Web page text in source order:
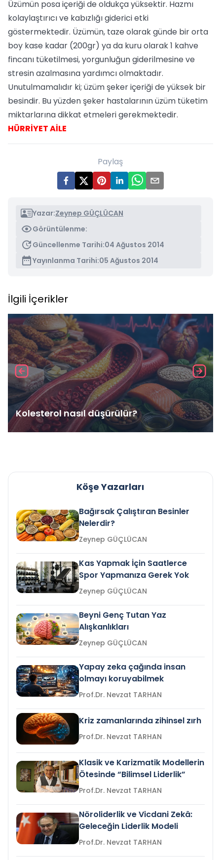
Üzümün posa içeriği de oldukça yüksektir. Hazmı
kolaylaştırıcı ve kabızlığı giderici etki
göstermektedir. Üzümün, taze olarak günde bir orta
boy kase kadar (200gr) ya da kuru olarak 1 kahve
fincanı tüketilmesi, yorgunluğun giderilmesine ve
stresin azalmasına yardımcı olmaktadır.
Unutulmamalıdır ki; üzüm şeker içeriği de yüksek bir
besindir. Bu yüzden şeker hastalarının üzüm tüketim
miktarlarına dikkat etmeleri gerekmektedir.
HÜRRİYET AİLE
Paylaş
Yazar:Zeynep GÜÇLÜCAN
Görüntülenme:
Güncellenme Tarihi:04 Ağustos 2014
Yayınlanma Tarihi:05 Ağustos 2014
İlgili İçerikler
Kolesterol nasıl düşürülür?
Köşe Yazarları
Bağırsak Çalıştıran Besinler
Nelerdir?
Zeynep GÜÇLÜCAN
Kas Yapmak İçin Saatlerce
Spor Yapmanıza Gerek Yok
Zeynep GÜÇLÜCAN
Beyni Genç Tutan Yaz
Alışkanlıkları
Zeynep GÜÇLÜCAN
Yapay zeka çağında insan
olmayı koruyabilmek
Prof.Dr. Nevzat TARHAN
Kriz zamanlarında zihinsel zırh
Prof.Dr. Nevzat TARHAN
Klasik ve Karizmatik Modellerin
Ötesinde “Bilimsel Liderlik”
Prof.Dr. Nevzat TARHAN
Nöroliderlik ve Vicdani Zekâ:
Geleceğin Liderlik Modeli
Prof.Dr. Nevzat TARHAN